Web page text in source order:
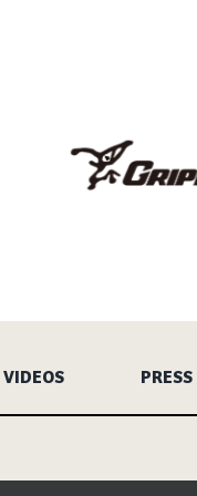
VIDEOS PRESS